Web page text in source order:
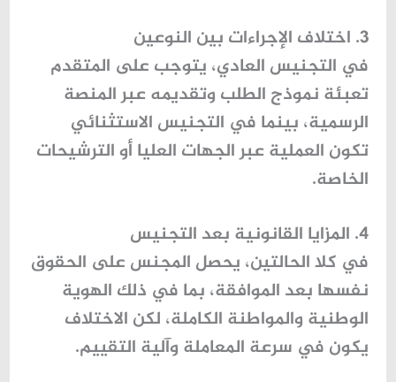
3. اختلاف الإجراءات بين النوعين
في التجنيس العادي، يتوجب على المتقدم
تعبئة نموذج الطلب وتقديمه عبر المنصة
الرسمية، بينما في التجنيس الاستثنائي
تكون العملية عبر الجهات العليا أو الترشيحات
الخاصة.
4. المزايا القانونية بعد التجنيس
في كلا الحالتين، يحصل المجنس على الحقوق
نفسها بعد الموافقة، بما في ذلك الهوية
الوطنية والمواطنة الكاملة، لكن الاختلاف
يكون في سرعة المعاملة وآلية التقييم.